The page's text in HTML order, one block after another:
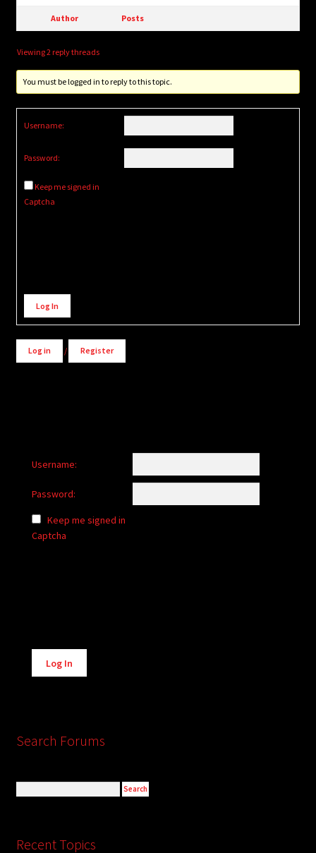
Author Posts
Viewing 2 reply threads
You must be logged in to reply to this topic.
Username:
Password:
Keep me signed in
Captcha
Alternative:
Log In
Log in / Register
Username:
Password:
Keep me signed in
Captcha
Alternative:
Log In
Search Forums
Recent Topics